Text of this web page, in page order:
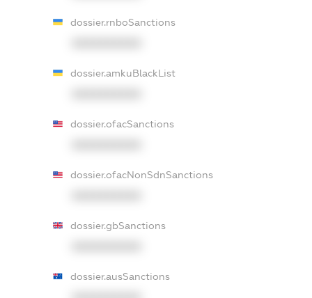
dossier.rnboSanctions
dossier.amkuBlackList
dossier.ofacSanctions
dossier.ofacNonSdnSanctions
dossier.gbSanctions
dossier.ausSanctions